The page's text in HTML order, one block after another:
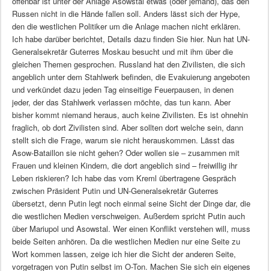
Russen nicht in die Hände fallen soll. Anders lässt sich der Hype,
den die westlichen Politiker um die Anlage machen nicht erklären.
Ich habe darüber berichtet, Details dazu finden Sie hier. Nun hat UN-
Generalsekretär Guterres Moskau besucht und mit ihm über die
gleichen Themen gesprochen. Russland hat den Zivilisten, die sich
angeblich unter dem Stahlwerk befinden, die Evakuierung angeboten
und verkündet dazu jeden Tag einseitige Feuerpausen, in denen
jeder, der das Stahlwerk verlassen möchte, das tun kann. Aber
bisher kommt niemand heraus, auch keine Zivilisten. Es ist ohnehin
fraglich, ob dort Zivilisten sind. Aber sollten dort welche sein, dann
stellt sich die Frage, warum sie nicht herauskommen. Lässt das
Asow-Bataillon sie nicht gehen? Oder wollen sie – zusammen mit
Frauen und kleinen Kindern, die dort angeblich sind – freiwillig ihr
Leben riskieren? Ich habe das vom Kreml übertragene Gespräch
zwischen Präsident Putin und UN-Generalsekretär Guterres
übersetzt, denn Putin legt noch einmal seine Sicht der Dinge dar, die
die westlichen Medien verschweigen. Außerdem spricht Putin auch
über Mariupol und Asowstal. Wer einen Konflikt verstehen will, muss
beide Seiten anhören. Da die westlichen Medien nur eine Seite zu
Wort kommen lassen, zeige ich hier die Sicht der anderen Seite,
vorgetragen von Putin selbst im O-Ton. Machen Sie sich ein eigenes